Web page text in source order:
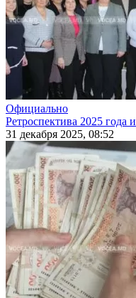
Официально
Ретроспектива 2025 года
31 декабря 2025, 08:52